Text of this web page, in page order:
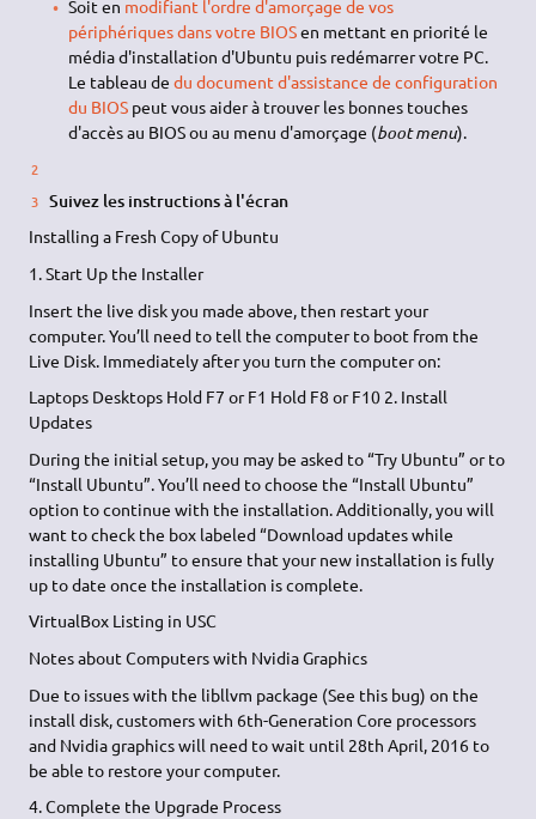
Soit en modifiant l'ordre d'amorçage de vos
périphériques dans votre BIOSen mettant en priorité le
média d'installation d'Ubuntu puis redémarrer votre PC.
Le tableau dedu document d'assistance de configuration
du BIOS peut vous aider à trouver les bonnes touches
d'accès au BIOS ou au menu d'amorçage (boot menu).
Suivez les instructions à l'écran
Installing a Fresh Copy of Ubuntu
1. Start Up the Installer
Insert the live disk you made above, then restart your
computer. You’ll need to tell the computer to boot from the
Live Disk. Immediately after you turn the computer on:
Laptops Desktops Hold F7 or F1 Hold F8 or F10 2. Install
Updates
During the initial setup, you may be asked to “Try Ubuntu” or to
“Install Ubuntu”. You’ll need to choose the “Install Ubuntu”
option to continue with the installation. Additionally, you will
want to check the box labeled “Download updates while
installing Ubuntu” to ensure that your new installation is fully
up to date once the installation is complete.
VirtualBox Listing in USC
Notes about Computers with Nvidia Graphics
Due to issues with the libllvm package (See this bug) on the
install disk, customers with 6th-Generation Core processors
and Nvidia graphics will need to wait until 28th April, 2016 to
be able to restore your computer.
4. Complete the Upgrade Process